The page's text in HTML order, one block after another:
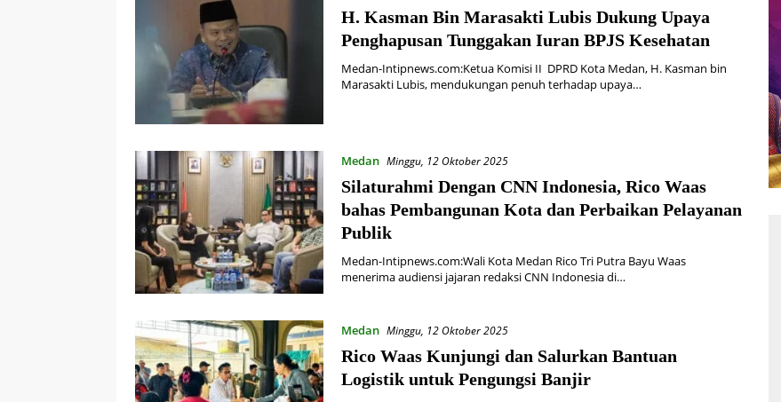
H. Kasman Bin Marasakti Lubis Dukung Upaya
Penghapusan Tunggakan Iuran BPJS Kesehatan
Medan-Intipnews.com:Ketua Komisi II DPRD Kota Medan, H. Kasman bin
Marasakti Lubis, mendukungan penuh terhadap upaya…
Medan Minggu, 12 Oktober 2025
Silaturahmi Dengan CNN Indonesia, Rico Waas
bahas Pembangunan Kota dan Perbaikan Pelayanan
Publik
Medan-Intipnews.com:Wali Kota Medan Rico Tri Putra Bayu Waas
menerima audiensi jajaran redaksi CNN Indonesia di…
Medan Minggu, 12 Oktober 2025
Rico Waas Kunjungi dan Salurkan Bantuan
Logistik untuk Pengungsi Banjir